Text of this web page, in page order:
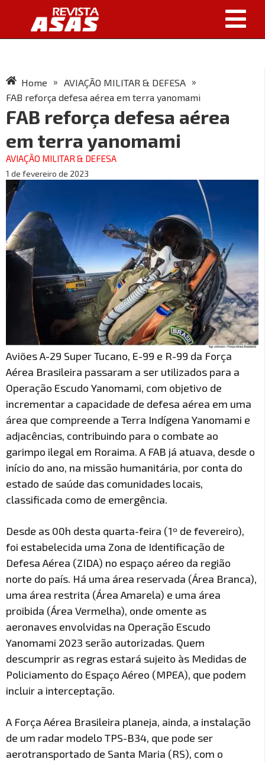
Home » AVIAÇÃO MILITAR & DEFESA »
FAB reforça defesa aérea em terra yanomami
FAB reforça defesa aérea
em terra yanomami
AVIAÇÃO MILITAR & DEFESA
1 de fevereiro de 2023
Aviões A-29 Super Tucano, E-99 e R-99 da Força
Aérea Brasileira passaram a ser utilizados para a
Operação Escudo Yanomami, com objetivo de
incrementar a capacidade de defesa aérea em uma
área que compreende a Terra Indígena Yanomami e
adjacências, contribuindo para o combate ao
garimpo ilegal em Roraima. A FAB já atuava, desde o
início do ano, na missão humanitária, por conta do
estado de saúde das comunidades locais,
classificada como de emergência.
Desde as 00h desta quarta-feira (1º de fevereiro),
foi estabelecida uma Zona de Identificação de
Defesa Aérea (ZIDA) no espaço aéreo da região
norte do país. Há uma área reservada (Área Branca),
uma área restrita (Área Amarela) e uma área
proibida (Área Vermelha), onde omente as
aeronaves envolvidas na Operação Escudo
Yanomami 2023 serão autorizadas. Quem
descumprir as regras estará sujeito às Medidas de
Policiamento do Espaço Aéreo (MPEA), que podem
incluir a interceptação.
A Força Aérea Brasileira planeja, ainda, a instalação
de um radar modelo TPS-B34, que pode ser
aerotransportado de Santa Maria (RS), com o